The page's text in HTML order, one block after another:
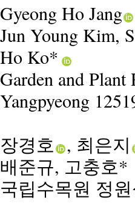
Gyeong Ho Jang
Jun Young Kim,
Ho Ko*
Garden and
Yangpyeong
장경호 , 최은지
배준규, 고충호*
국립수목원 정